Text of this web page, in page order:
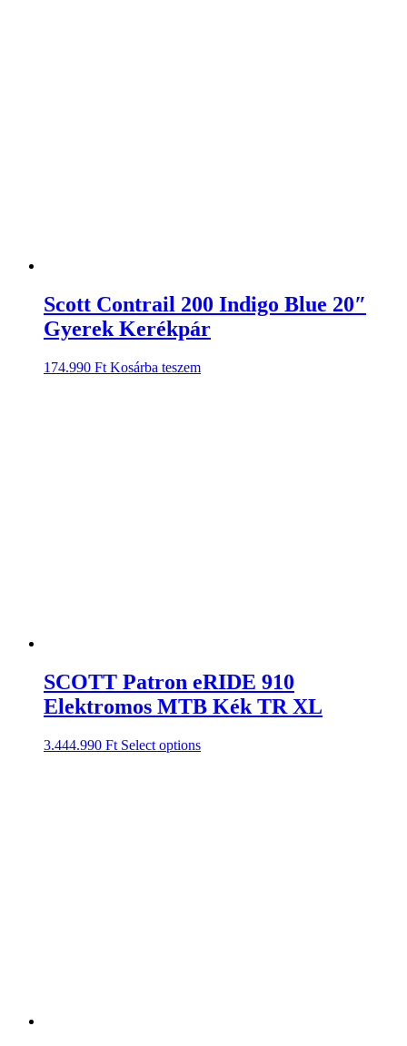
Scott Contrail 200 Indigo Blue 20″
Gyerek Kerékpár
174.990 Ft Kosárba teszem
SCOTT Patron eRIDE 910
Elektromos MTB Kék TR XL
3.444.990 Ft Select options